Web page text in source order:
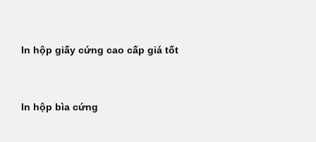
In hộp giấy cứng cao cấp giá tốt
In hộp bìa cứng